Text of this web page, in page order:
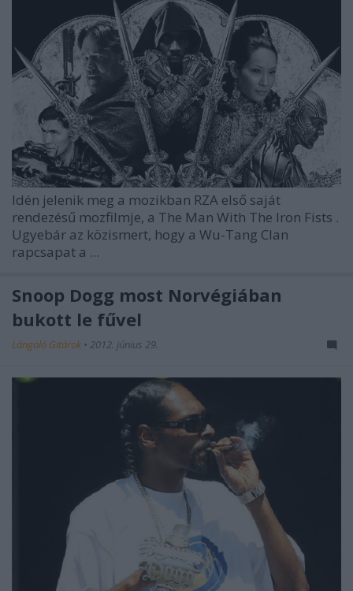
Idén jelenik meg a mozikban RZA első saját
rendezésű mozfilmje, a The Man With The Iron Fists .
Ugyebár az közismert, hogy a Wu-Tang Clan
rapcsapat a ...
Snoop Dogg most Norvégiában
bukott le fűvel
Lángoló Gitárok • 2012. június 29.